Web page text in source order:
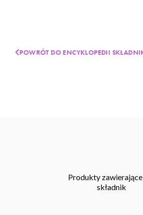
POWRÓT DO ENCYKLOPEDII
Produkty
składnik